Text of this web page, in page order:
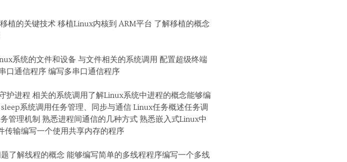
植的关键技术 移植Linux内核到 ARM平台 了解移植的概念
系统的文件和设备 与文件相关的系统调用 配置超级终端
口通信程序 编写多串口通信程序
护进程 相关的系统调用了解Linux系统中进程的概念能够编
系统调用任务管理、同步与通信 Linux任务概述任务调
管理机制 熟悉进程间通信的几种方式 熟悉嵌入式Linux中
传输编写一个使用共享内存的程序
了解线程的概念 能够编写简单的多线程程序编写一个多线